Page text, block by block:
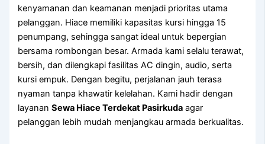
kenyamanan dan keamanan menjadi prioritas utama
pelanggan. Hiace memiliki kapasitas kursi hingga 15
penumpang, sehingga sangat ideal untuk bepergian
bersama rombongan besar. Armada kami selalu terawat,
bersih, dan dilengkapi fasilitas AC dingin, audio, serta
kursi empuk. Dengan begitu, perjalanan jauh terasa
nyaman tanpa khawatir kelelahan. Kami hadir dengan
layananSewa Hiace Terdekat Pasirkuda agar
pelanggan lebih mudah menjangkau armada berkualitas.